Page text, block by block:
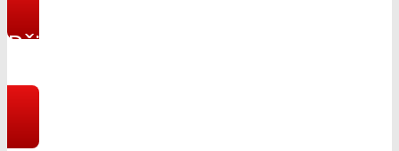
Přihlásit se do online
programu